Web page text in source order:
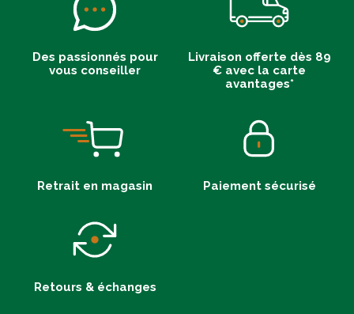
Des passionnés pour
vous conseiller
Livraison offerte dès 89
€ avec la carte
avantages*
Retrait en magasin Paiement sécurisé
Retours & échanges